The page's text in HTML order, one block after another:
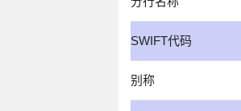
SWIFT代码
别称